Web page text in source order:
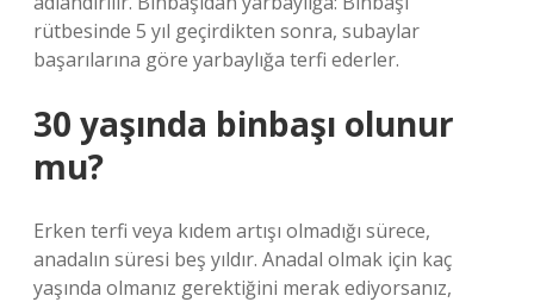
rütbesinde 5 yıl geçirdikten sonra, subaylar
başarılarına göre yarbaylığa terfi ederler.
30 yaşında binbaşı olunur
mu?
Erken terfi veya kıdem artışı olmadığı sürece,
anadalın süresi beş yıldır. Anadal olmak için kaç
yaşında olmanız gerektiğini merak ediyorsanız,